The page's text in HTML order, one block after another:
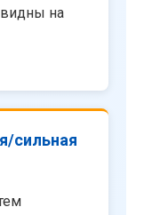
на
сильная